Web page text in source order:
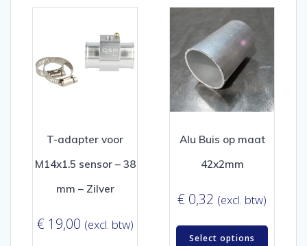
T-adapter voor
M14x1.5 sensor – 38
mm – Zilver
€ 19,00 (excl. btw)
Alu Buis op maat
42x2mm
€ 0,32 (excl. btw)
Select options